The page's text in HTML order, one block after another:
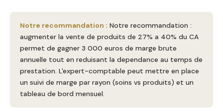
Notre recommandation : Notre recommandation :
augmenter la vente de produits de 27% a 40% du CA
permet de gagner 3 000 euros de marge brute
annuelle tout en reduisant la dependance au temps de
prestation. L'expert-comptable peut mettre en place
un suivi de marge par rayon (soins vs produits) et un
tableau de bord mensuel.